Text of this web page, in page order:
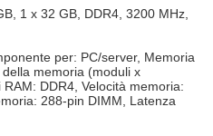
1 x 32 GB, DDR4, 3200 MHz,
per: PC/server, Memoria
memoria (moduli x
DDR4, Velocità memoria:
288-pin DIMM, Latenza